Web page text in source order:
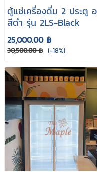
ตู้แช่เครื่องดื่ม 2 ประตู
สีดำ รุ่น 2LS-Black
25,000.00 ฿
30,500.00 ฿ (-18%)